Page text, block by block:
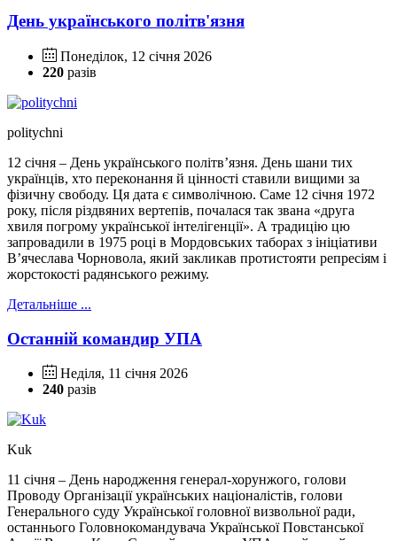
День українського політв'язня
Понеділок, 12 січня 2026
220 разів
politychni
12 січня – День українського політв’язня. День шани тих
українців, хто переконання й цінності ставили вищими за
фізичну свободу. Ця дата є символічною. Саме 12 січня 1972
року, після різдвяних вертепів, почалася так звана «друга
хвиля погрому української інтелігенції». А традицію цю
запровадили в 1975 році в Мордовських таборах з ініціативи
В’ячеслава Чорновола, який закликав протистояти репресіям і
жорстокості радянського режиму.
Детальніше ...
Останній командир УПА
Неділя, 11 січня 2026
240 разів
Kuk
11 січня – День народження генерал-хорунжого, голови
Проводу Організації українських націоналістів, голови
Генерального суду Української головної визвольної ради,
останнього Головнокомандувача Української Повстанської